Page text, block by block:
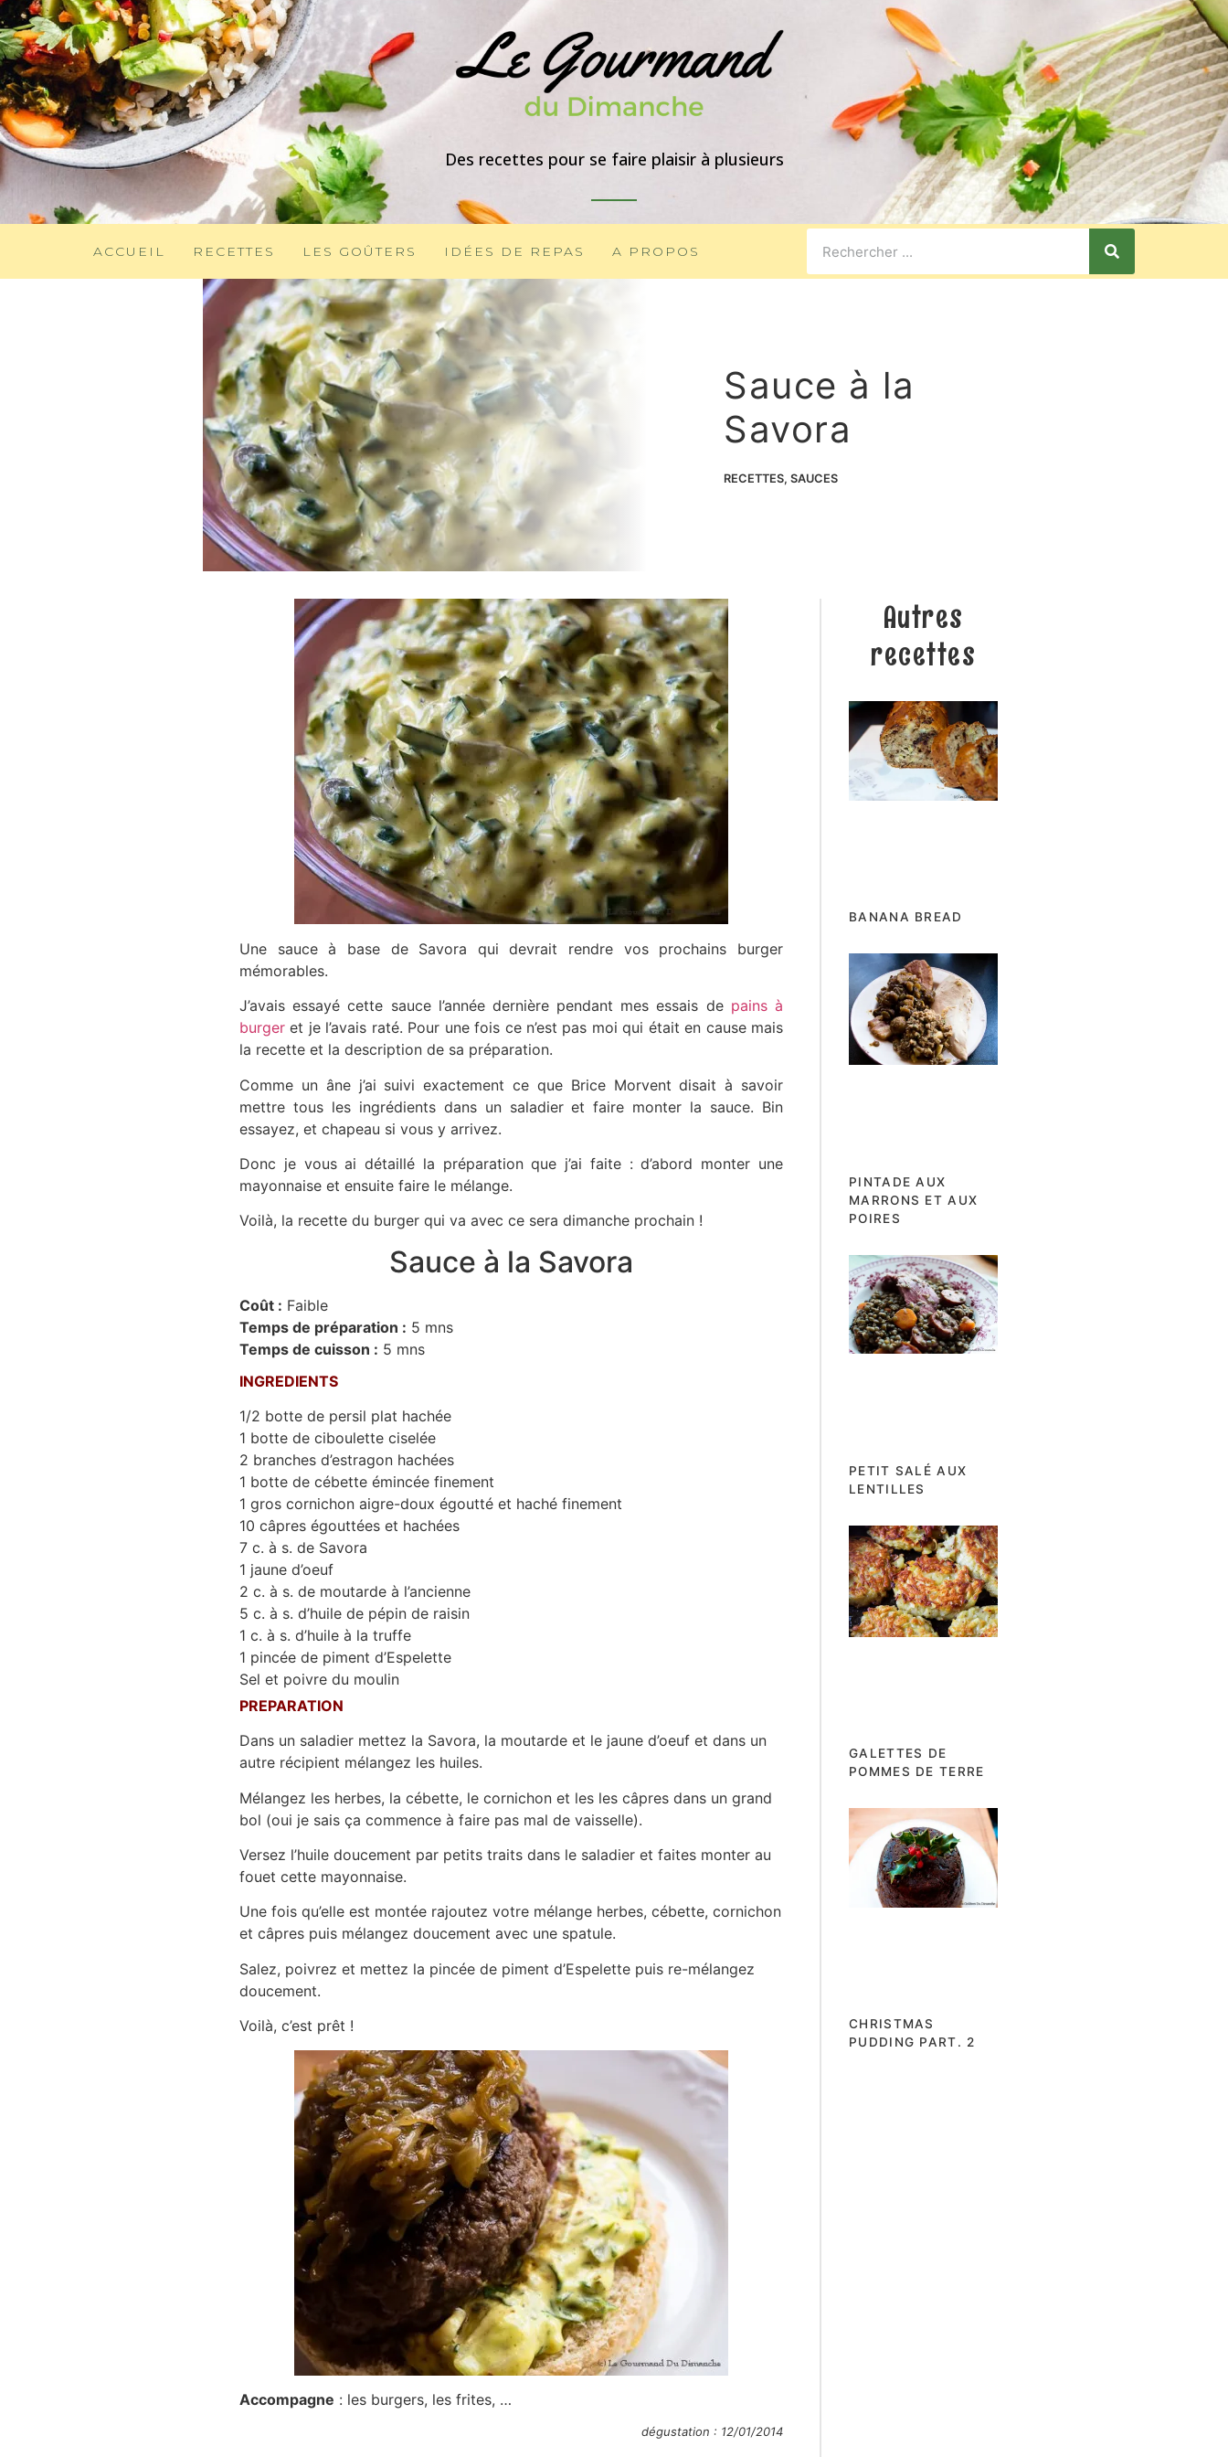
Des recettes pour se faire plaisir à plusieurs
ACCUEIL RECETTES LES GOÛTERS IDÉES DE REPAS A PROPOS
Sauce à la
Savora
RECETTES, SAUCES
Une sauce à base de Savora qui devrait rendre vos prochains burger
mémorables.
J’avais essayé cette sauce l’année dernière pendant mes essais de pains à
burger et je l’avais raté. Pour une fois ce n’est pas moi qui était en cause mais
la recette et la description de sa préparation.
Comme un âne j’ai suivi exactement ce que Brice Morvent disait à savoir
mettre tous les ingrédients dans un saladier et faire monter la sauce. Bin
essayez, et chapeau si vous y arrivez.
Donc je vous ai détaillé la préparation que j’ai faite : d’abord monter une
mayonnaise et ensuite faire le mélange.
Voilà, la recette du burger qui va avec ce sera dimanche prochain !
Sauce à la Savora
Coût : Faible
Temps de préparation : 5 mns
Temps de cuisson : 5 mns
INGREDIENTS
1/2 botte de persil plat hachée
1 botte de ciboulette ciselée
2 branches d’estragon hachées
1 botte de cébette émincée finement
1 gros cornichon aigre-doux égoutté et haché finement
10 câpres égouttées et hachées
7 c. à s. de Savora
1 jaune d’oeuf
2 c. à s. de moutarde à l’ancienne
5 c. à s. d’huile de pépin de raisin
1 c. à s. d’huile à la truffe
1 pincée de piment d’Espelette
Sel et poivre du moulin
PREPARATION
Dans un saladier mettez la Savora, la moutarde et le jaune d’oeuf et dans un
autre récipient mélangez les huiles.
Mélangez les herbes, la cébette, le cornichon et les les câpres dans un grand
bol (oui je sais ça commence à faire pas mal de vaisselle).
Versez l’huile doucement par petits traits dans le saladier et faites monter au
fouet cette mayonnaise.
Une fois qu’elle est montée rajoutez votre mélange herbes, cébette, cornichon
et câpres puis mélangez doucement avec une spatule.
Salez, poivrez et mettez la pincée de piment d’Espelette puis re-mélangez
doucement.
Voilà, c’est prêt !
Accompagne : les burgers, les frites, …
dégustation : 12/01/2014
Autres
recettes
BANANA BREAD
PINTADE AUX
MARRONS ET AUX
POIRES
PETIT SALÉ AUX
LENTILLES
GALETTES DE
POMMES DE TERRE
CHRISTMAS
PUDDING PART. 2